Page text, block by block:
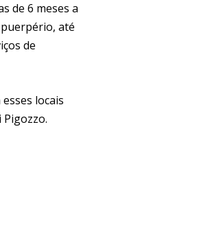
de 6 meses a
até
de
locais